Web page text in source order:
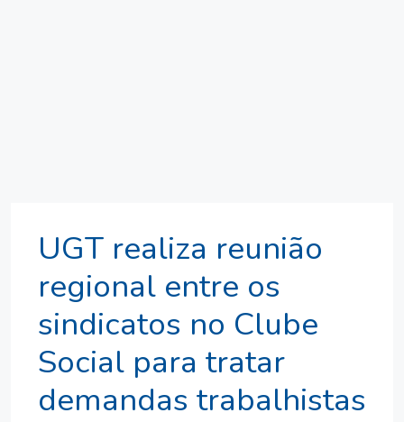
UGT realiza reunião
regional entre os
sindicatos no Clube
Social para tratar
demandas trabalhistas